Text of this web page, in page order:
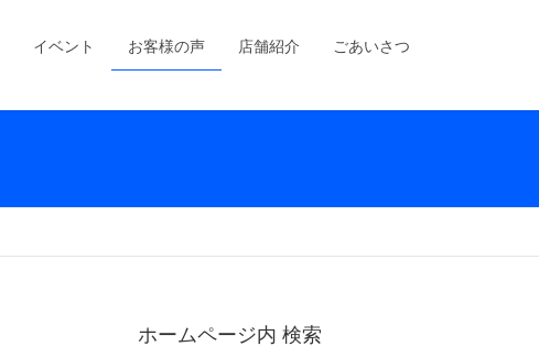
イベント お客様の声 店舗紹介 ごあいさつ
ホームページ内 検索